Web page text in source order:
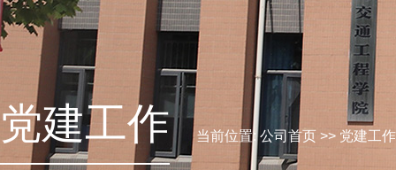
党建工作 当前位置:公司首页 >> 党建工作